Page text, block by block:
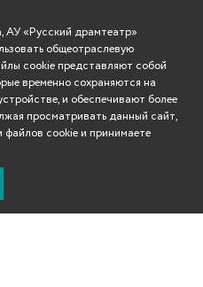
АУ «Русский драмтеатр»
общеотраслевую
cookie представляют собой
временно сохраняются на
и обеспечивают более
просматривать данный сайт,
файлов cookie и принимаете